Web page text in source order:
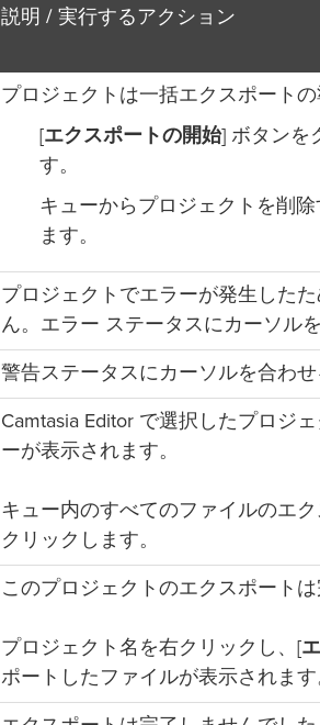
説明 / 実行するアクション
プロジェクトは一括エクスポートの
[エクスポートの開始] ボタンを
す。
キューからプロジェクトを削
ます。
プロジェクトでエラーが発生した
ん。エラー ステータスにカーソル
警告ステータスにカーソルを合わ
Camtasia Editor で選択したプロジ
ーが表示されます。
キュー内のすべてのファイルのエ
クリックします。
このプロジェクトのエクスポートは
プロジェクト名を右クリックし、[
ポートしたファイルが表示されま